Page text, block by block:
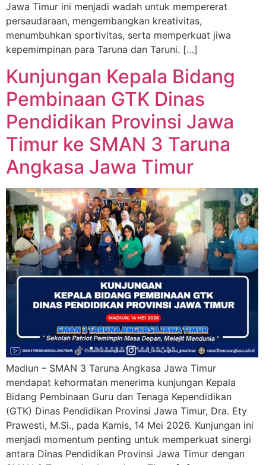
Jawa Timur ini menjadi wadah untuk mempererat
persaudaraan, mengembangkan kreativitas,
menumbuhkan sportivitas, serta memperkuat jiwa
kepemimpinan para Taruna dan Taruni. […]
Kunjungan Kepala Bidang
Pembinaan GTK Dinas
Pendidikan Provinsi Jawa
Timur ke SMAN 3 Taruna
Angkasa Jawa Timur
Madiun – SMAN 3 Taruna Angkasa Jawa Timur
mendapat kehormatan menerima kunjungan Kepala
Bidang Pembinaan Guru dan Tenaga Kependidikan
(GTK) Dinas Pendidikan Provinsi Jawa Timur, Dra. Ety
Prawesti, M.Si., pada Kamis, 14 Mei 2026. Kunjungan ini
menjadi momentum penting untuk memperkuat sinergi
antara Dinas Pendidikan Provinsi Jawa Timur dengan